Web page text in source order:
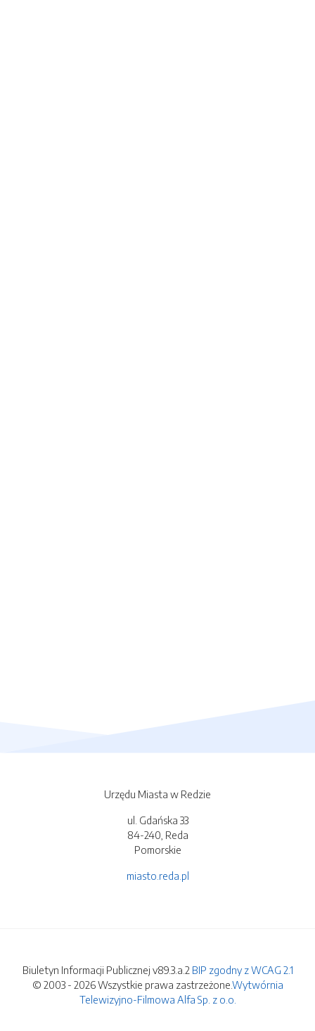
Urzędu Miasta w Redzie
ul. Gdańska 33
84-240, Reda
Pomorskie
miasto.reda.pl
Biuletyn Informacji Publicznej v89.3.a.2 BIP zgodny z WCAG 2.1
© 2003 - 2026 Wszystkie prawa zastrzeżone.Wytwórnia
Telewizyjno-Filmowa Alfa Sp. z o.o.